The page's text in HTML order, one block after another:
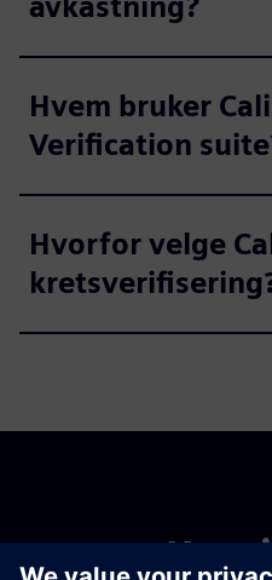
avkastning?
Hvem bruker
Verification
Hvorfor velge
Kom